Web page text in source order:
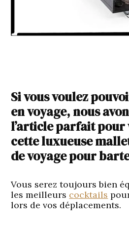
Si vous voulez
en voyage, nous
l’article parfait pour
cette luxueuse
de voyage pour
Vous serez toujours bien
les meilleurs cocktails
lors de vos déplacements.